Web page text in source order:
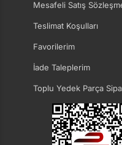
Mesafeli Satış
Teslimat Koşulları
Favorilerim
İade Taleplerim
Toplu Yedek Parça